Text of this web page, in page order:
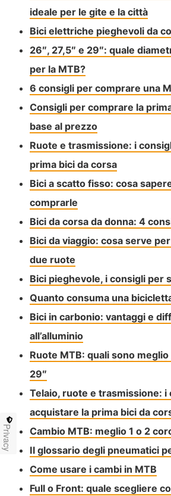
ideale per le gite e la città
Bici elettriche pieghevoli da
26″, 27,5″ e 29″: quale
per la MTB?
6 consigli per comprare una
Consigli per comprare la
base al prezzo
Ruote e trasmissione: i
prima bici da corsa
Bici a scatto fisso: cosa
comprarle
Bici da corsa da donna: 4
Bici da viaggio: cosa serve
due ruote
Bici pieghevole, i consigli per
Quanto consuma una
Bici in carbonio: vantaggi e
all’alluminio
Ruote MTB: quali sono meglio
29″
Telaio, ruote e trasmissione: i
acquistare la prima bici da
Cambio MTB: meglio 1 o 2
Il glossario degli pneumatici
Come usare i cambi in MTB
Full o Front: quale scegliere
Privacy